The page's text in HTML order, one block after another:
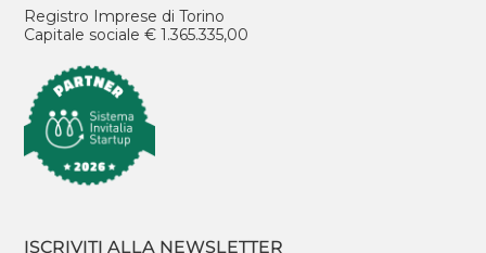
Registro Imprese di Torino
Capitale sociale € 1.365.335,00
ISCRIVITI ALLA NEWSLETTER